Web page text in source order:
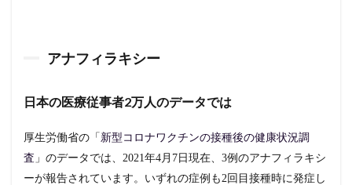
アナフィラキシー
日本の医療従事者2万人のデータでは
厚生労働省の「新型コロナワクチンの接種後の健康状況調
査 」のデータでは、2021年4月7日現在、3例のアナフィラキシ
ーが報告されています。いずれの症例も2回目接種時に発症し